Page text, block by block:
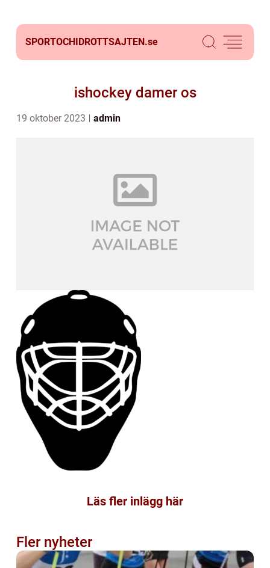
SPORTOCHIDROTTSAJTEN.se
ishockey damer os
19 oktober 2023 admin
Läs fler inlägg här
Fler nyheter